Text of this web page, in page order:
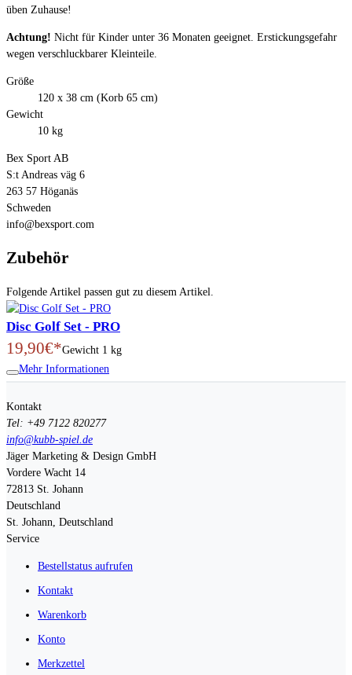
üben Zuhause!
Achtung! Nicht für Kinder unter 36 Monaten geeignet. Erstickungsgefahr
wegen verschluckbarer Kleinteile.
Größe
120 x 38 cm (Korb 65 cm)
Gewicht
10 kg
Bex Sport AB
S:t Andreas väg 6
263 57 Höganäs
Schweden
info@bexsport.com
Zubehör
Folgende Artikel passen gut zu diesem Artikel.
Disc Golf Set - PRO
19,90€*Gewicht 1 kg
Mehr Informationen
Kontakt
Tel: +49 7122 820277
info@kubb-spiel.de
Jäger Marketing & Design GmbH
Vordere Wacht 14
72813 St. Johann
Deutschland
St. Johann, Deutschland
Service
Bestellstatus aufrufen
Kontakt
Warenkorb
Konto
Merkzettel